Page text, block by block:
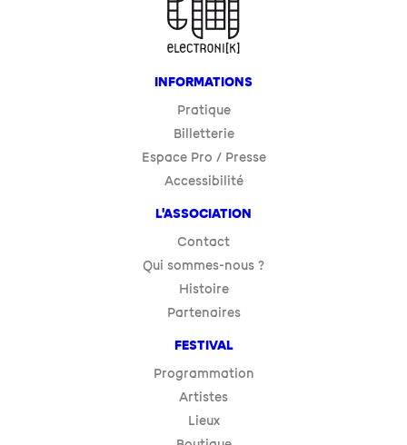
INFORMATIONS
Pratique
Billetterie
Espace Pro / Presse
Accessibilité
L'ASSOCIATION
Contact
Qui sommes-nous ?
Histoire
Partenaires
FESTIVAL
Programmation
Artistes
Lieux